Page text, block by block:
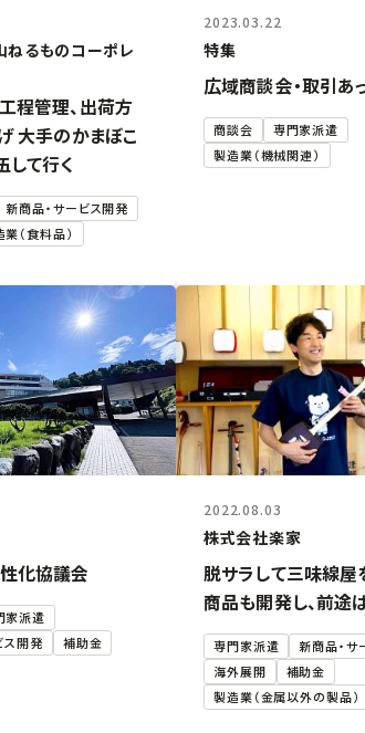
るものコーポレ
程管理、出荷方
大手のかまぼこ
して行く
新商品・サービス開発
（食料品）
2023.03.22
特集
広域商談会・取引あ
商談会
専門家派遣
製造業（機械関連）
化協議会
家派遣
ス開発
補助金
2022.08.03
株式会社楽家
脱サラして三味線屋
商品も開発し、前途
専門家派遣
新商品・サ
海外展開
補助金
製造業（金属以外の製品）